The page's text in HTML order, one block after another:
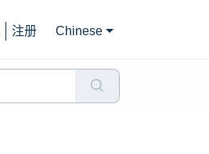
注册 Chinese